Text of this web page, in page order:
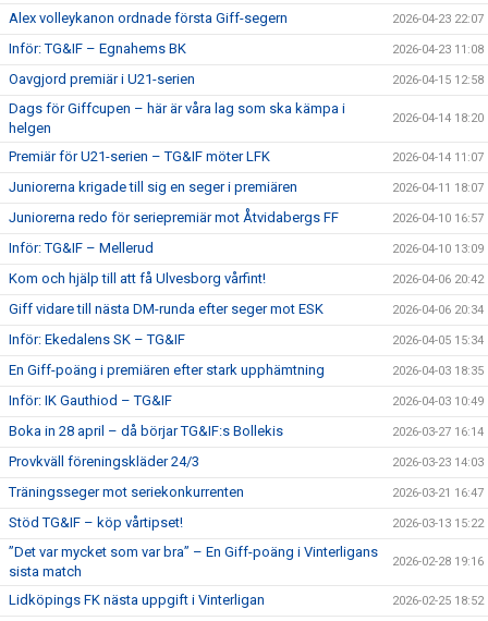
Alex volleykanon ordnade första Giff-segern 2026-04-23 22:07
Inför: TG&IF – Egnahems BK 2026-04-23 11:08
Oavgjord premiär i U21-serien 2026-04-15 12:58
Dags för Giffcupen – här är våra lag som ska kämpa i
helgen
2026-04-14 18:20
Premiär för U21-serien – TG&IF möter LFK 2026-04-14 11:07
Juniorerna krigade till sig en seger i premiären 2026-04-11 18:07
Juniorerna redo för seriepremiär mot Åtvidabergs FF 2026-04-10 16:57
Inför: TG&IF – Mellerud 2026-04-10 13:09
Kom och hjälp till att få Ulvesborg vårfint! 2026-04-06 20:42
Giff vidare till nästa DM-runda efter seger mot ESK 2026-04-06 20:34
Inför: Ekedalens SK – TG&IF 2026-04-05 15:34
En Giff-poäng i premiären efter stark upphämtning 2026-04-03 18:35
Inför: IK Gauthiod – TG&IF 2026-04-03 10:49
Boka in 28 april – då börjar TG&IF:s Bollekis 2026-03-27 16:14
Provkväll föreningskläder 24/3 2026-03-23 14:03
Träningsseger mot seriekonkurrenten 2026-03-21 16:47
Stöd TG&IF – köp vårtipset! 2026-03-13 15:22
”Det var mycket som var bra” – En Giff-poäng i Vinterligans
sista match
2026-02-28 19:16
Lidköpings FK nästa uppgift i Vinterligan 2026-02-25 18:52